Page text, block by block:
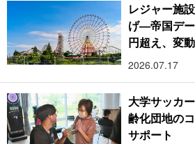
レジャー施
げ―帝国デ
円超え、変
2026.07.17
大学サッカ
齢化団地の
サポート